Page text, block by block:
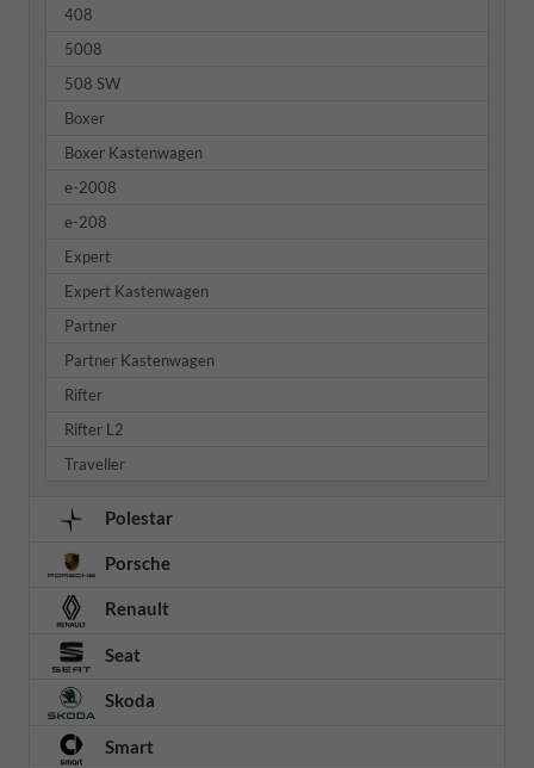
408
5008
508 SW
Boxer
Boxer Kastenwagen
e-2008
e-208
Expert
Expert Kastenwagen
Partner
Partner Kastenwagen
Rifter
Rifter L2
Traveller
Polestar
Porsche
Renault
Seat
Skoda
Smart